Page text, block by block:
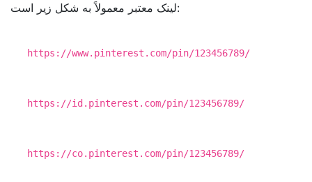
لینک معتبر معمولاً به شکل زیر است:
https: //www.pinterest.com/pin/123456789/
https: //id.pinterest.com/pin/123456789/
https: //co.pinterest.com/pin/123456789/